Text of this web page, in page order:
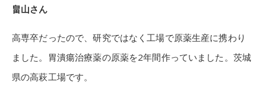
畠山さん
高専卒だったので、研究ではなく工場で原薬生産に携わり
ました。胃潰瘍治療薬の原薬を2年間作っていました。茨城
県の高萩工場です。